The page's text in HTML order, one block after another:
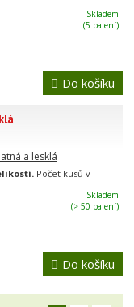
Skladem
(5 balení)
Do košíku
Počet kusů v
Skladem
(> 50 balení)
Do košíku